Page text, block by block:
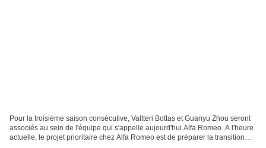
Pour la troisième saison consécutive, Valtteri Bottas et Guanyu Zhou seront
associés au sein de l'équipe qui s'appelle aujourd'hui Alfa Romeo. A l'heure
actuelle, le projet prioritaire chez Alfa Romeo est de préparer la transition